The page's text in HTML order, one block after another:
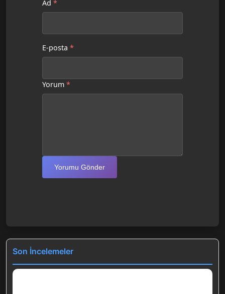
Ad *
E-posta *
Yorum *
Yorumu Gönder
Son İncelemeler